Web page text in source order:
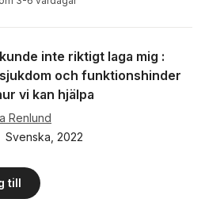
inte riktigt laga mig :
och funktionshinder
vi kan hjälpa
Renlund
Svenska 2022
till